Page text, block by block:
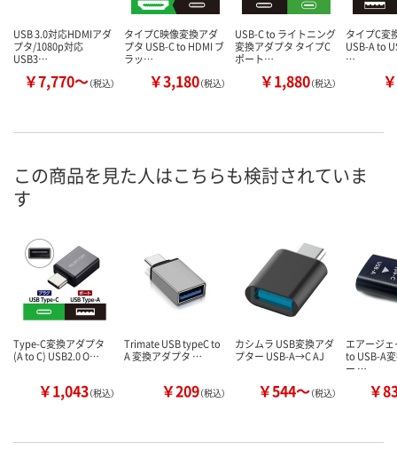
USB 3.0対応HDMIアダ
プタ/1080p対応
USB3…
￥7,770～（税込）
タイプC映像変換アダ
プタ USB-C to HDMI ブ
ラッ…
￥3,180（税込）
USB-C to ライトニング
変換アダプタ タイプC
ポート…
￥1,880（税込）
タイプC変
USB-A to
…
この商品を見た人はこちらも検討されていま
す
Type-C変換アダプタ
(A to C) USB2.0 O…
￥1,043（税込）
Trimate USB typeC to
A 変換アダプタ …
￥209（税込）
カシムラ USB変換アダ
プター USB-A→C AJ
￥544～（税込）
エアージ
to USB-A
ー …
￥